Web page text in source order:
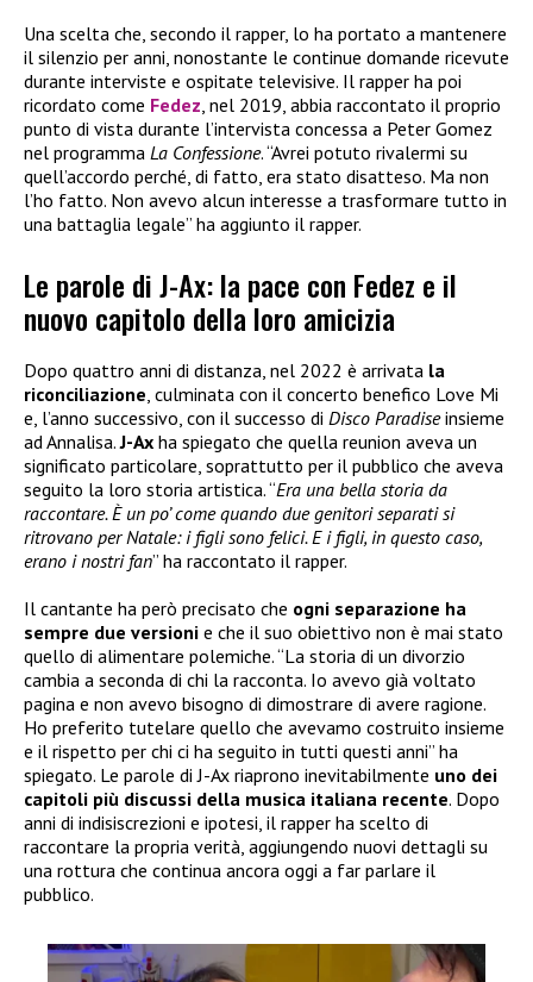
Una scelta che, secondo il rapper, lo ha portato a mantenere
il silenzio per anni, nonostante le continue domande ricevute
durante interviste e ospitate televisive. Il rapper ha poi
ricordato come Fedez, nel 2019, abbia raccontato il proprio
punto di vista durante l’intervista concessa a Peter Gomez
nel programma La Confessione. “Avrei potuto rivalermi su
quell’accordo perché, di fatto, era stato disatteso. Ma non
l’ho fatto. Non avevo alcun interesse a trasformare tutto in
una battaglia legale” ha aggiunto il rapper.
Le parole di J-Ax: la pace con Fedez e il
nuovo capitolo della loro amicizia
Dopo quattro anni di distanza, nel 2022 è arrivata la
riconciliazione , culminata con il concerto benefico Love Mi
e, l’anno successivo, con il successo di Disco Paradiseinsieme
ad Annalisa.J-Ax ha spiegato che quella reunion aveva un
significato particolare, soprattutto per il pubblico che aveva
seguito la loro storia artistica. “Era una bella storia da
raccontare. È un po’ come quando due genitori separati si
ritrovano per Natale: i figli sono felici. E i figli, in questo caso,
erano i nostri fan” ha raccontato il rapper.
Il cantante ha però precisato che ogni separazione ha
sempre due versioni e che il suo obiettivo non è mai stato
quello di alimentare polemiche. “La storia di un divorzio
cambia a seconda di chi la racconta. Io avevo già voltato
pagina e non avevo bisogno di dimostrare di avere ragione.
Ho preferito tutelare quello che avevamo costruito insieme
e il rispetto per chi ci ha seguito in tutti questi anni” ha
spiegato. Le parole di J-Ax riaprono inevitabilmente uno dei
capitoli più discussi della musica italiana recente. Dopo
anni di indisiscrezioni e ipotesi, il rapper ha scelto di
raccontare la propria verità, aggiungendo nuovi dettagli su
una rottura che continua ancora oggi a far parlare il
pubblico.